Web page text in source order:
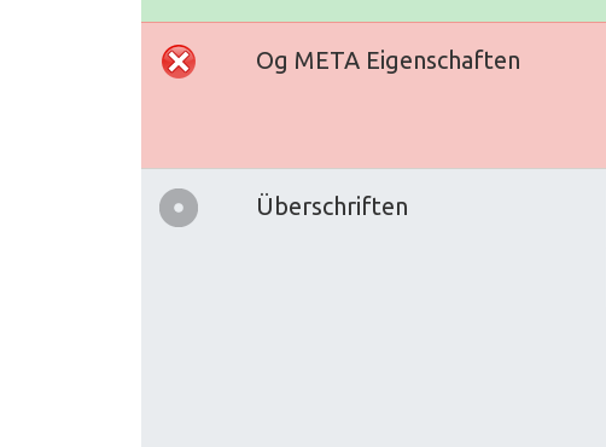
Og META Eigenschaften
Überschriften